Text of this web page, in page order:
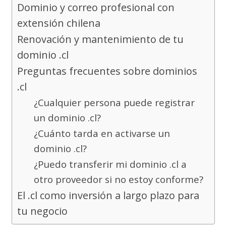
Dominio y correo profesional con
extensión chilena
Renovación y mantenimiento de tu
dominio .cl
Preguntas frecuentes sobre dominios
.cl
¿Cualquier persona puede registrar
un dominio .cl?
¿Cuánto tarda en activarse un
dominio .cl?
¿Puedo transferir mi dominio .cl a
otro proveedor si no estoy conforme?
El .cl como inversión a largo plazo para
tu negocio